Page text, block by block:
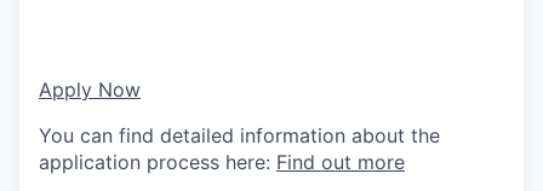
Apply Now
You can find detailed information about the
application process here: Find out more